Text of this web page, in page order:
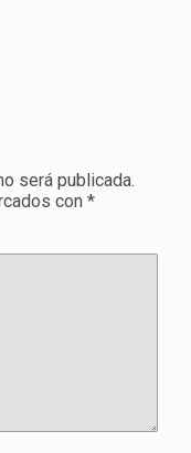
será publicada.
con *